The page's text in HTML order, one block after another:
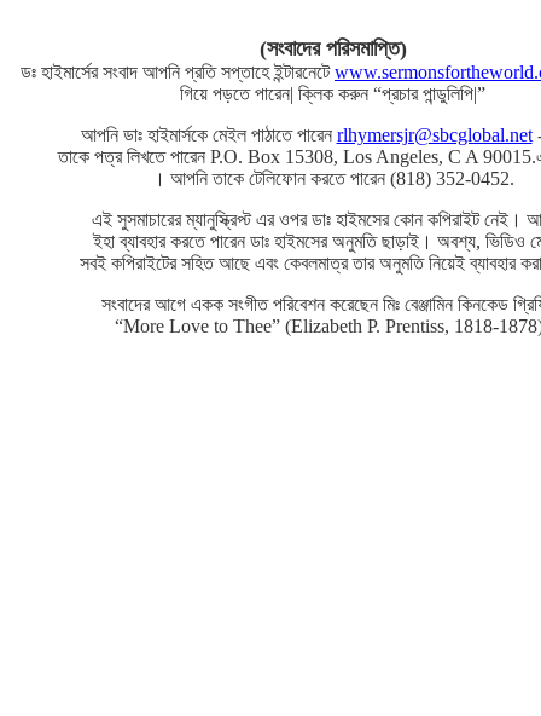
(সংবাদের পরিসমাপ্তি)
ডঃ হাইমার্সের সংবাদ আপনি প্রতি সপ্তাহে ইন্টারনেটে
গিয়ে পড়তে পারেন| ক্লিক করুন “প্রচার পান্ডুলিপি|”
আপনি ডাঃ হাইমার্সকে মেইল পাঠাতে পারেন rlhymersjr@sbcglobal.net
তাকে পত্র লিখতে পারেন P.O. Box 15308, Los Angeles, C A
। আপনি তাকে টেলিফোন করতে পারেন (818) 352-0452.
এই সুসমাচারের ম্যানুস্ক্রিপ্ট এর ওপর ডাঃ হাইমসের কোন কপিরাইট নেই।
ইহা ব্যাবহার করতে পারেন ডাঃ হাইমসের অনুমতি ছাড়াই। অবশ্য, ভিডিও
সবই কপিরাইটের সহিত আছে এবং কেবলমাত্র তার অনুমতি নিয়েই ব্যাবহার
সংবাদের আগে একক সংগীত পরিবেশন করেছেন মিঃ বেঞ্জামিন কিনকেড
“More Love to Thee” (Elizabeth P. Prentiss, 1818-